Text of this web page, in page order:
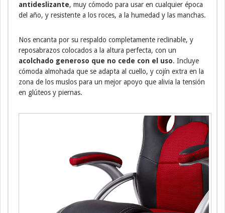
antideslizante, muy cómodo para usar en cualquier época
del año, y resistente a los roces, a la humedad y las manchas.
Nos encanta por su respaldo completamente reclinable, y
reposabrazos colocados a la altura perfecta, con un
acolchado generoso que no cede con el uso. Incluye
cómoda almohada que se adapta al cuello, y cojín extra en la
zona de los muslos para un mejor apoyo que alivia la tensión
en glúteos y piernas.